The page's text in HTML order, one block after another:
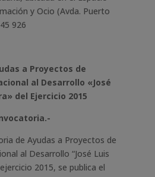
y Ocio (Avda. Puerto
926
a Proyectos de
al Desarrollo «José
del Ejercicio 2015
de Ayudas a Proyectos de
al Desarrollo “José Luis
2015, se publica el